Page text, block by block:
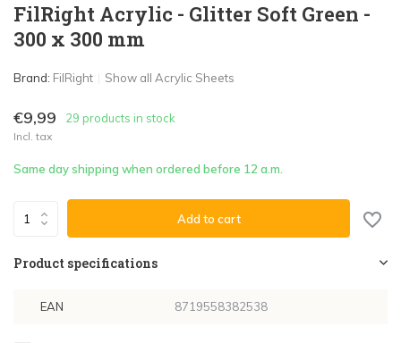
FilRight Acrylic - Glitter Soft Green -
300 x 300 mm
Brand: FilRight Show all Acrylic Sheets
€9,99 29 products in stock
Incl. tax
Same day shipping when ordered before 12 a.m.
Add to cart
Product specifications
EAN 8719558382538